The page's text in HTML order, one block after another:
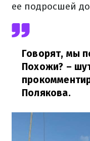
ее подросшей
Говорят, мы
Похожи? –
Полякова.